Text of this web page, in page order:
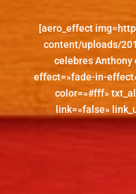
[aero_effect
content/uploads/
celebres Anthony
effect=»fade-in-
color=»#fff»
link=»false»